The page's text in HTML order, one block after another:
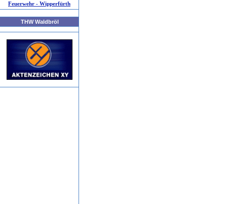
Feuerwehr - Wipperfürth
THW Waldbröl